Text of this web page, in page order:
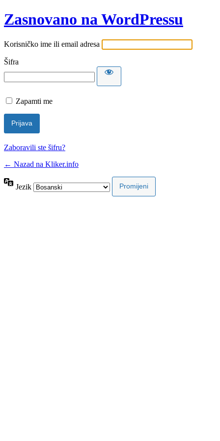
Zasnovano na WordPressu
Korisničko ime ili email adresa
Šifra
Zapamti me
Zaboravili ste šifru?
← Nazad na Kliker.info
Jezik